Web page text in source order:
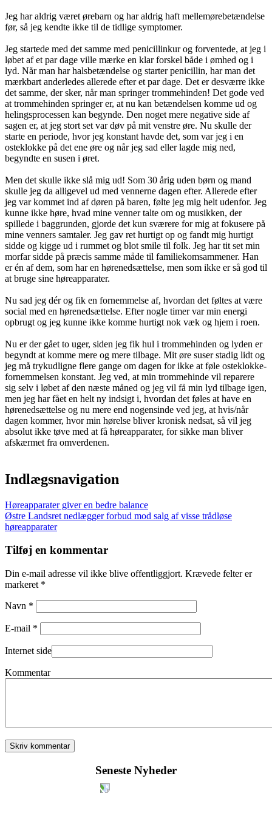
Jeg har aldrig været ørebarn og har aldrig haft mellemørebetændelse
før, så jeg kendte ikke til de tidlige symptomer.
Jeg startede med det samme med penicillinkur og forventede, at jeg i
løbet af et par dage ville mærke en klar forskel både i ømhed og i
lyd. Når man har halsbetændelse og starter penicillin, har man det
mærkbart anderledes allerede efter et par dage. Det er desværre ikke
det samme, der sker, når man springer trommehinden! Det gode ved
at trommehinden springer er, at nu kan betændelsen komme ud og
helingsprocessen kan begynde. Den noget mere negative side af
sagen er, at jeg stort set var døv på mit venstre øre. Nu skulle der
starte en periode, hvor jeg konstant havde det, som var jeg i en
osteklokke på det ene øre og når jeg sad eller lagde mig ned,
begyndte en susen i øret.
Men det skulle ikke slå mig ud! Som 30 årig uden børn og mand
skulle jeg da alligevel ud med vennerne dagen efter. Allerede efter
jeg var kommet ind af døren på baren, følte jeg mig helt udenfor. Jeg
kunne ikke høre, hvad mine venner talte om og musikken, der
spillede i baggrunden, gjorde det kun sværere for mig at fokusere på
mine venners samtaler. Jeg gav ret hurtigt op og fandt mig hurtigt
sidde og kigge ud i rummet og blot smile til folk. Jeg har tit set min
morfar sidde på præcis samme måde til familiekomsammener. Han
er én af dem, som har en hørenedsættelse, men som ikke er så god til
at bruge sine høreapparater.
Nu sad jeg dér og fik en fornemmelse af, hvordan det føltes at være
social med en hørenedsættelse. Efter nogle timer var min energi
opbrugt og jeg kunne ikke komme hurtigt nok væk og hjem i roen.
Nu er der gået to uger, siden jeg fik hul i trommehinden og lyden er
begyndt at komme mere og mere tilbage. Mit øre suser stadig lidt og
jeg må trykudligne flere gange om dagen for ikke at føle osteklokke-
fornemmelsen konstant. Jeg ved, at min trommehinde vil reparere
sig selv i løbet af den næste måned og jeg vil få min lyd tilbage igen,
men jeg har fået en helt ny indsigt i, hvordan det føles at have en
hørenedsættelse og nu mere end nogensinde ved jeg, at hvis/når
dagen kommer, hvor min hørelse bliver kronisk nedsat, så vil jeg
absolut ikke tøve med at få høreapparater, for sikke man bliver
afskærmet fra omverdenen.
Indlægsnavigation
Høreapparater giver en bedre balance
Østre Landsret nedlægger forbud mod salg af visse trådløse
høreapparater
Tilføj en kommentar
Din e-mail adresse vil ikke blive offentliggjort. Krævede felter er
markeret *
Navn *
E-mail *
Internet side
Kommentar
Seneste Nyheder